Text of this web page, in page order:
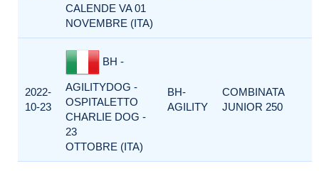
CALENDE VA 01
NOVEMBRE (ITA)
2022-
10-23
BH -
AGILITYDOG -
OSPITALETTO
CHARLIE DOG -
23
OTTOBRE (ITA)
BH-
AGILITY
COMBINATA
JUNIOR 250